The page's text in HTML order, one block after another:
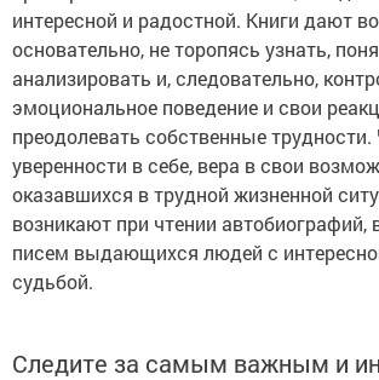
интересной и радостной. Книги дают
основательно, не торопясь узнать,
анализировать и, следовательно,
эмоциональное поведение и свои
преодолевать собственные трудности.
уверенности в себе, вера в свои
оказавшихся в трудной жизненной
возникают при чтении автобиографий,
писем выдающихся людей с
судьбой.
Следите за самым важным и